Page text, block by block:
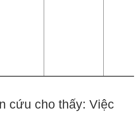
cứu cho thấy: Việc